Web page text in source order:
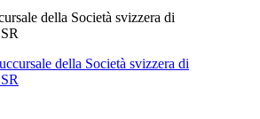
della Società svizzera di